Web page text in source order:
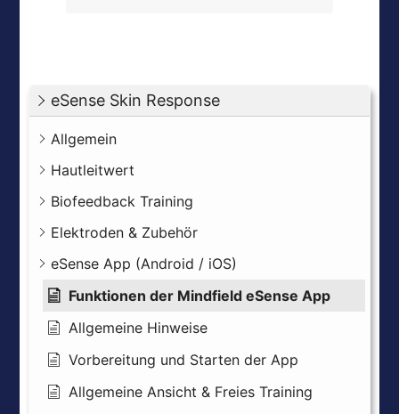
eSense Skin Response
Allgemein
Hautleitwert
Biofeedback Training
Elektroden & Zubehör
eSense App (Android / iOS)
Funktionen der Mindfield eSense App
Allgemeine Hinweise
Vorbereitung und Starten der App
Allgemeine Ansicht & Freies Training